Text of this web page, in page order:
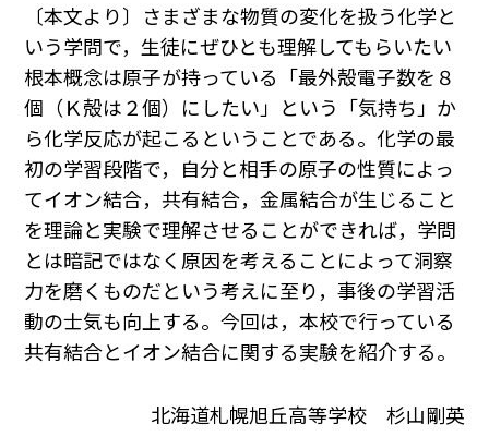
〔本文より〕さまざまな物質の変化を扱う化学と
いう学問で，生徒にぜひとも理解してもらいたい
根本概念は原子が持っている「最外殻電子数を８
個（Ｋ殻は２個）にしたい」という「気持ち」か
ら化学反応が起こるということである。化学の最
初の学習段階で，自分と相手の原子の性質によっ
てイオン結合，共有結合，金属結合が生じること
を理論と実験で理解させることができれば，学問
とは暗記ではなく原因を考えることによって洞察
力を磨くものだという考えに至り，事後の学習活
動の士気も向上する。今回は，本校で行っている
共有結合とイオン結合に関する実験を紹介する。
北海道札幌旭丘高等学校 杉山剛英